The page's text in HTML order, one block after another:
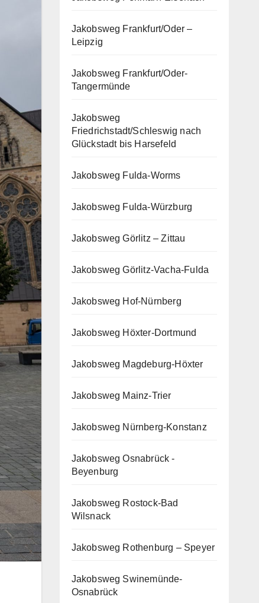
Jakobsweg Frankfurt/Oder –
Leipzig
Jakobsweg Frankfurt/Oder-
Tangermünde
Jakobsweg
Friedrichstadt/Schleswig nach
Glückstadt bis Harsefeld
Jakobsweg Fulda-Worms
Jakobsweg Fulda-Würzburg
Jakobsweg Görlitz – Zittau
Jakobsweg Görlitz-Vacha-Fulda
Jakobsweg Hof-Nürnberg
Jakobsweg Höxter-Dortmund
Jakobsweg Magdeburg-Höxter
Jakobsweg Mainz-Trier
Jakobsweg Nürnberg-Konstanz
Jakobsweg Osnabrück -
Beyenburg
Jakobsweg Rostock-Bad
Wilsnack
Jakobsweg Rothenburg – Speyer
Jakobsweg Swinemünde-
Osnabrück